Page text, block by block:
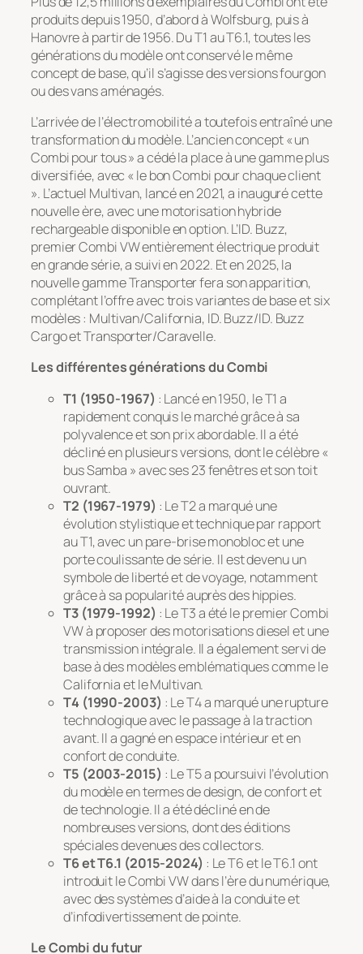
produits depuis 1950, d’abord à Wolfsburg, puis à
Hanovre à partir de 1956. Du T1 au T6.1, toutes les
générations du modèle ont conservé le même
concept de base, qu’il s’agisse des versions fourgon
ou des vans aménagés.
L’arrivée de l’électromobilité a toutefois entraîné une
transformation du modèle. L’ancien concept « un
Combi pour tous » a cédé la place à une gamme plus
diversifiée, avec « le bon Combi pour chaque client
». L’actuel Multivan, lancé en 2021, a inauguré cette
nouvelle ère, avec une motorisation hybride
rechargeable disponible en option. L’ID. Buzz,
premier Combi VW entièrement électrique produit
en grande série, a suivi en 2022. Et en 2025, la
nouvelle gamme Transporter fera son apparition,
complétant l’offre avec trois variantes de base et six
modèles : Multivan/California, ID. Buzz/ID. Buzz
Cargo et Transporter/Caravelle.
Les différentes générations du Combi
T1 (1950-1967) : Lancé en 1950, le T1 a
rapidement conquis le marché grâce à sa
polyvalence et son prix abordable. Il a été
décliné en plusieurs versions, dont le célèbre «
bus Samba » avec ses 23 fenêtres et son toit
ouvrant.
T2 (1967-1979) : Le T2 a marqué une
évolution stylistique et technique par rapport
au T1, avec un pare-brise monobloc et une
porte coulissante de série. Il est devenu un
symbole de liberté et de voyage, notamment
grâce à sa popularité auprès des hippies.
T3 (1979-1992) : Le T3 a été le premier Combi
VW à proposer des motorisations diesel et une
transmission intégrale. Il a également servi de
base à des modèles emblématiques comme le
California et le Multivan.
T4 (1990-2003) : Le T4 a marqué une rupture
technologique avec le passage à la traction
avant. Il a gagné en espace intérieur et en
confort de conduite.
T5 (2003-2015) : Le T5 a poursuivi l’évolution
du modèle en termes de design, de confort et
de technologie. Il a été décliné en de
nombreuses versions, dont des éditions
spéciales devenues des collectors.
T6 et T6.1 (2015-2024) : Le T6 et le T6.1 ont
introduit le Combi VW dans l’ère du numérique,
avec des systèmes d’aide à la conduite et
d’infodivertissement de pointe.
Le Combi du futur